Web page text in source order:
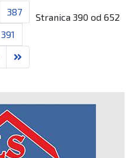
Stranica 390 od 652
387
391